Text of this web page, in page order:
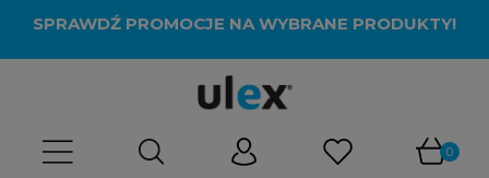
SPRAWDŹ PROMOCJE NA WYBRANE PRODUKTY!